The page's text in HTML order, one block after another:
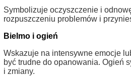
Symbolizuje oczyszczenie i
rozpuszczeniu problemów i
Bielmo i ogień
Wskazuje na intensywne emocje
być trudne do opanowania. Ogień
i zmiany.